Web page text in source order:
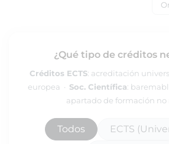
¿Qué tipo de créditos
Créditos ECTS: acreditación
europea · Soc. Científica:
apartado de formación no
Todos
ECTS